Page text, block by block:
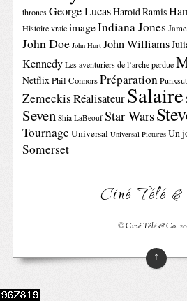
thrones George LucasHarold Ramis
Histoire vraie imageIndiana Jones
John Doe John Hurt John Williams
Kennedy Les aventuriers de l’arche perdue
NetflixPhil ConnorsPréparation
ZemeckisRéalisateurSalaire
Seven Shia LaBeouf Star Wars
TournageUniversal Universal Pictures Un
Somerset
Ciné Télé &
©Ciné Télé & Co.
↑